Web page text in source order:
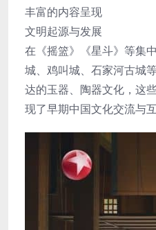
丰富的内容呈现
文明起源与发展
在《摇篮》《星斗》等集
城、鸡叫城、石家河古城
达的玉器、陶器文化，这
现了早期中国文化交流与互